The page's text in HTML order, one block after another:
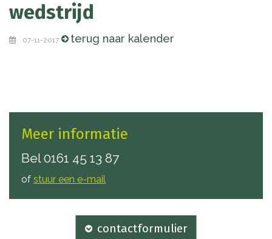
wedstrijd
07-11-2017 terug naar kalender
Meer informatie
Bel0161 45 13 87
of stuur een e-mail
contactformulier